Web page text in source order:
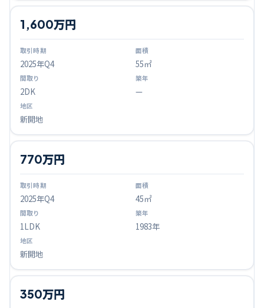
2025年Q4
1,600万円
55㎡
2DK —
新開地
2025年Q4
770万円
45㎡
1LDK 1983年
新開地
350万円